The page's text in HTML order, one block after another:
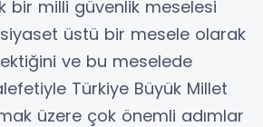
bir milli güvenlik meselesi
üstü bir mesele olarak
ve bu meselede
Türkiye Büyük Millet
üzere çok önemli adımlar